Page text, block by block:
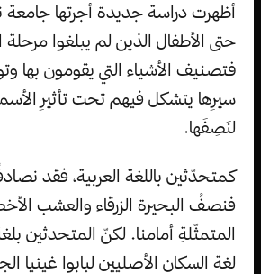
أظهرت دراسة جديدة أجرتها جامعة
حتى الأطفال الذين لم يبلغوا مرحلة
فتصنيف الأشياء التي يقومون بها
سيرِها يتشكل فيهم تحت تأثيرِ
لنَصِفَها.
كمتحدّثين باللغة العربية، فقد
فنصفُ البحيرة الزرقاء والعشب
المتمثّلةِ أمامنا. لكنّ المتحدثين
لغة السكان الأصليين لبابوا غينيا